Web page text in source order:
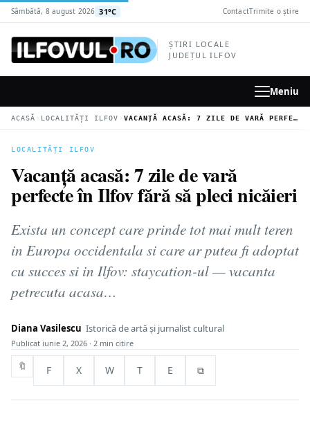
conținutul
Sâmbătă, 8 august 2026 31°C ContactTrimite o știre
ȘTIRI LOCALE
JUDEȚUL ILFOV
Meniu
ACASĂ › LOCALITĂȚI ILFOV › VACANȚĂ ACASĂ: 7 ZILE DE VARĂ PERFECTE ÎN ILFOV FĂRĂ SĂ PLECI NICĂIERI
LOCALITĂȚI ILFOV
Vacanță acasă: 7 zile de vară
perfecte în Ilfov fără să pleci nicăieri
Exista un concept care prinde tot mai mult teren
in Europa occidentala si care ar putea fi adoptat
cu succes si in Ilfov: staycation-ul — vacanta
petrecuta acasa…
Diana Vasilescu Istorică de artă și jurnalist cultural
Publicat iunie 2, 2026 · 2 min citire
🔖 F X W T E ⧉